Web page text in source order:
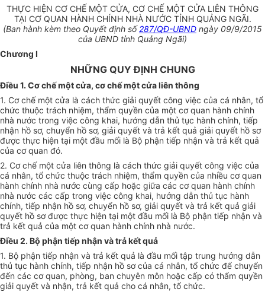
THỰC HIỆN CƠ CHẾ MỘT CỬA, CƠ CHẾ MỘT CỬA LIÊN THÔNG
TẠI CƠ QUAN HÀNH CHÍNH NHÀ NƯỚC TỈNH QUẢNG NGÃI.
(Ban hành kèm theo Quyết định số287/QĐ-UBND ngày 09/9/2015
của UBND tỉnh Quảng Ngãi)
Chương I
NHỮNG QUY ĐỊNH CHUNG
Điều 1. Cơ chế một cửa, cơ chế một cửa liên thông
1. Cơ chế một cửa là cách thức giải quyết công việc của cá nhân, tổ
chức thuộc trách nhiệm, thẩm quyền của một cơ quan hành chính
nhà nước trong việc công khai, hướng dẫn thủ tục hành chính, tiếp
nhận hồ sơ, chuyển hồ sơ, giải quyết và trả kết quả giải quyết hồ sơ
được thực hiện tại một đầu mối là Bộ phận tiếp nhận và trả kết quả
của cơ quan đó.
2. Cơ chế một cửa liên thông là cách thức giải quyết công việc của
cá nhân, tổ chức thuộc trách nhiệm, thẩm quyền của nhiều cơ quan
hành chính nhà nước cùng cấp hoặc giữa các cơ quan hành chính
nhà nước các cấp trong việc công khai, hướng dẫn thủ tục hành
chính, tiếp nhận hồ sơ, chuyển hồ sơ, giải quyết và trả kết quả giải
quyết hồ sơ được thực hiện tại một đầu mối là Bộ phận tiếp nhận và
trả kết quả của một cơ quan hành chính nhà nước.
Điều 2. Bộ phận tiếp nhận và trả kết quả
1. Bộ phận tiếp nhận và trả kết quả là đầu mối tập trung hướng dẫn
thủ tục hành chính, tiếp nhận hồ sơ của cá nhân, tổ chức để chuyển
đến các cơ quan, phòng, ban chuyên môn hoặc cấp có thẩm quyền
giải quyết và nhận, trả kết quả cho cá nhân, tổ chức.